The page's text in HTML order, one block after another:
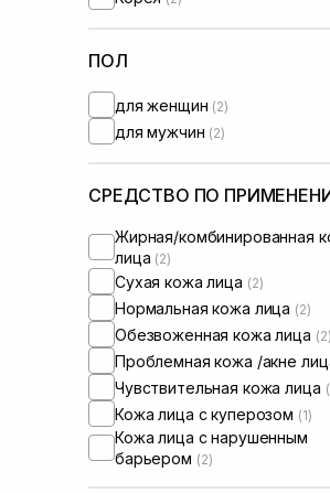
ПОЛ
для женщин (2)
для мужчин (2)
СРЕДСТВО ПО
Жирная/комбинированная
лица (2)
Сухая кожа лица (2)
Нормальная кожа лица (2)
Обезвоженная кожа лица (2)
Проблемная кожа /акне
Чувствительная кожа лица
Кожа лица с куперозом (1)
Кожа лица с нарушенным
барьером (2)